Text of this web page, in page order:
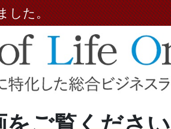
した。
ご覧ください